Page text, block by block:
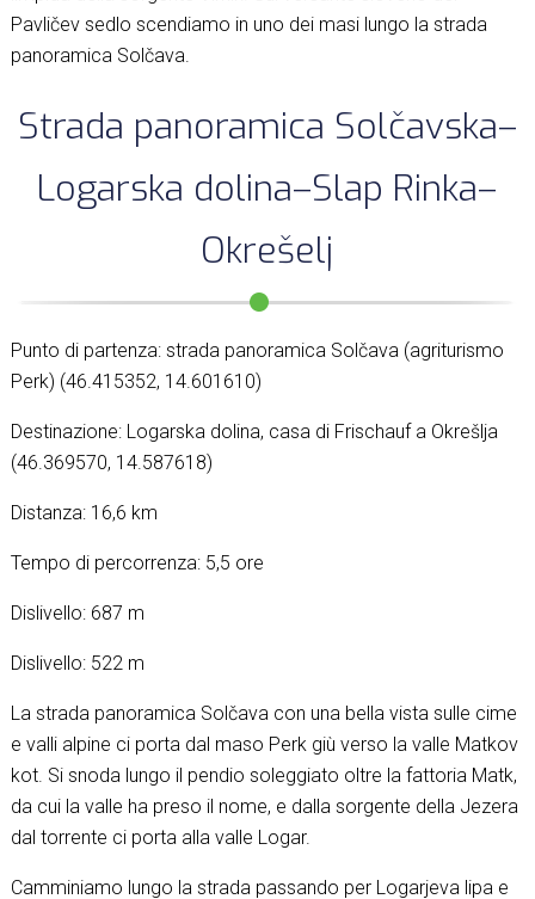
Pavličev sedlo scendiamo in uno dei masi lungo la strada
panoramica Solčava.
Strada panoramica Solčavska–
Logarska dolina–Slap Rinka–
Okrešelj
Punto di partenza: strada panoramica Solčava (agriturismo
Perk) (46.415352, 14.601610)
Destinazione: Logarska dolina, casa di Frischauf a Okrešlja
(46.369570, 14.587618)
Distanza: 16,6 km
Tempo di percorrenza: 5,5 ore
Dislivello: 687 m
Dislivello: 522 m
La strada panoramica Solčava con una bella vista sulle cime
e valli alpine ci porta dal maso Perk giù verso la valle Matkov
kot. Si snoda lungo il pendio soleggiato oltre la fattoria Matk,
da cui la valle ha preso il nome, e dalla sorgente della Jezera
dal torrente ci porta alla valle Logar.
Camminiamo lungo la strada passando per Logarjeva lipa e